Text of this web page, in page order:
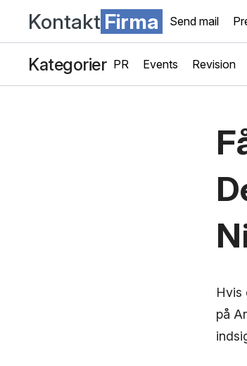
Kontakt Firma Send mail
Kategorier PR Events Revision
Hvis
på